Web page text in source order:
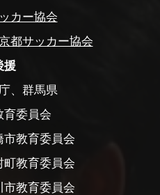
カー協会
都サッカー協会
援
、群馬県
育委員会
市教育委員会
町教育委員会
市教育委員会